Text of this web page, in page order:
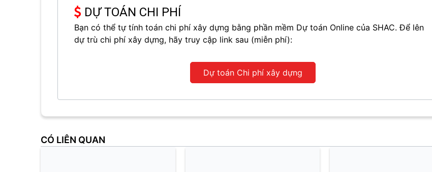
DỰ TOÁN CHI PHÍ
Bạn có thể tự tính toán chi phí xây dựng bằng phần mềm Dự toán Online của SHAC. Để lên
dự trù chi phí xây dựng, hãy truy cập link sau (miễn phí):
Dự toán Chi phí xây dựng
CÓ LIÊN QUAN